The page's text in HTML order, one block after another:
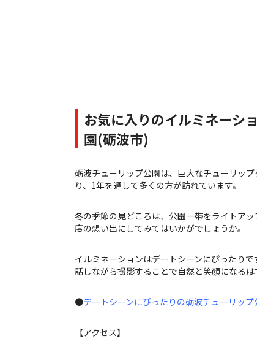
お気に入りのイルミネーシ
園(砺波市)
砺波チューリップ公園は、巨大なチューリッ
り、1年を通して多くの方が訪れています。
冬の季節の見どころは、公園一帯をライトア
度の想い出にしてみてはいかがでしょうか。
イルミネーションはデートシーンにぴったり
話しながら撮影することで自然と笑顔になる
●デートシーンにぴったりの砺波チューリッ
【アクセス】